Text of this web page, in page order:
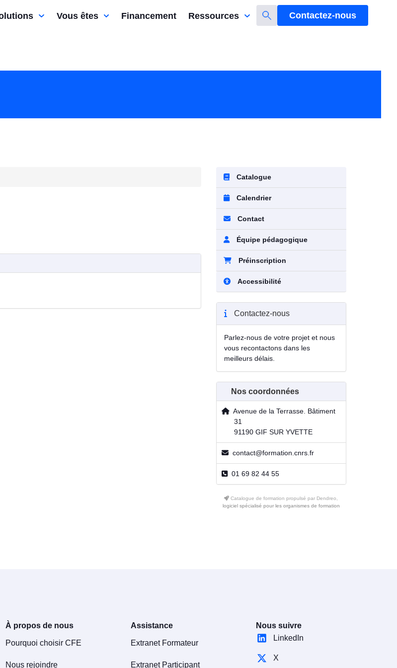
Vous êtes Financement Ressources Contactez-nous
Catalogue
Calendrier
Contact
Équipe pédagogique
Préinscription
Accessibilité
Contactez-nous
Parlez-nous de votre projet et nous
vous recontactons dans les
meilleurs délais.
Nos coordonnées
Avenue de la Terrasse. Bâtiment
31
91190 GIF SUR YVETTE
contact@formation.cnrs.fr
01 69 82 44 55
Catalogue de formation propulsé par Dendreo,
logiciel spécialisé pour les organismes de formation
À propos de nous
Pourquoi choisir CFE
Nous rejoindre
Assistance
Extranet Formateur
Extranet Participant
Nous suivre
LinkedIn
X